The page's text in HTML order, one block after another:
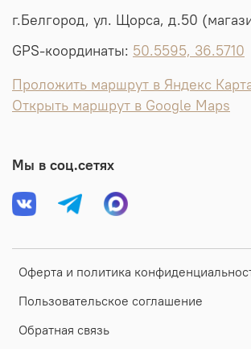
Оферта и политика
Пользовательское соглашение
Обратная связь
г.Белгород, ул. Щорса, д.50
GPS-координаты: 50.5595, 36.5710
Проложить маршрут в Яндекс
Открыть маршрут в Google Maps
Мы в соц.сетях